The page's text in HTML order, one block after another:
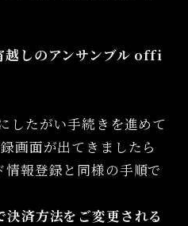
越しのアンサンブル offi
したがい手続きを進めて
画面が出てきましたら
報登録と同様の手順で
済方法をご変更される